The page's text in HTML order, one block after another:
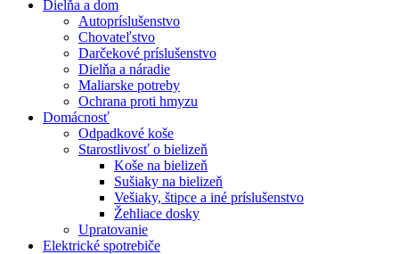
Dielňa a dom
Autopríslušenstvo
Chovateľstvo
Darčekové príslušenstvo
Dielňa a náradie
Maliarske potreby
Ochrana proti hmyzu
Domácnosť
Odpadkové koše
Starostlivosť o bielizeň
Koše na bielizeň
Sušiaky na bielizeň
Vešiaky, štipce a iné príslušenstvo
Žehliace dosky
Upratovanie
Elektrické spotrebiče